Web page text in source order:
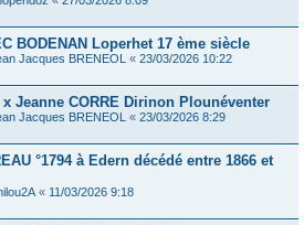
BODENAN Loperhet 17 ème siècle
Jacques BRENEOL « 23/03/2026 10:22
Jeanne CORRE Dirinon Plounéventer
Jacques BRENEOL « 23/03/2026 8:29
°1794 à Edern décédé entre 1866 et
« 11/03/2026 9:18